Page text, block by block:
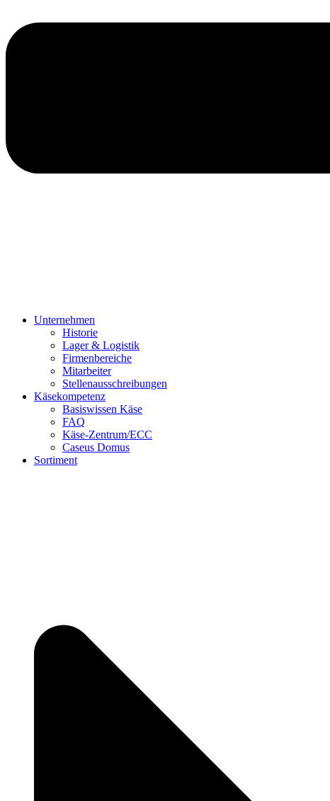
Unternehmen
Historie
Lager & Logistik
Firmenbereiche
Mitarbeiter
Stellenausschreibungen
Käsekompetenz
Basiswissen Käse
FAQ
Käse-Zentrum/ECC
Caseus Domus
Sortiment